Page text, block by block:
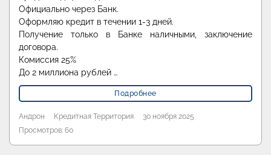
Официально через Банк.
Оформляю кредит в течении 1-3 дней.
Получение только в Банке наличными, заключение
договора.
Комиссия 25%
До 2 миллиона рублей …
Подробнее
Андрон Кредитная Территория
30 ноября 2025
Просмотров: 60